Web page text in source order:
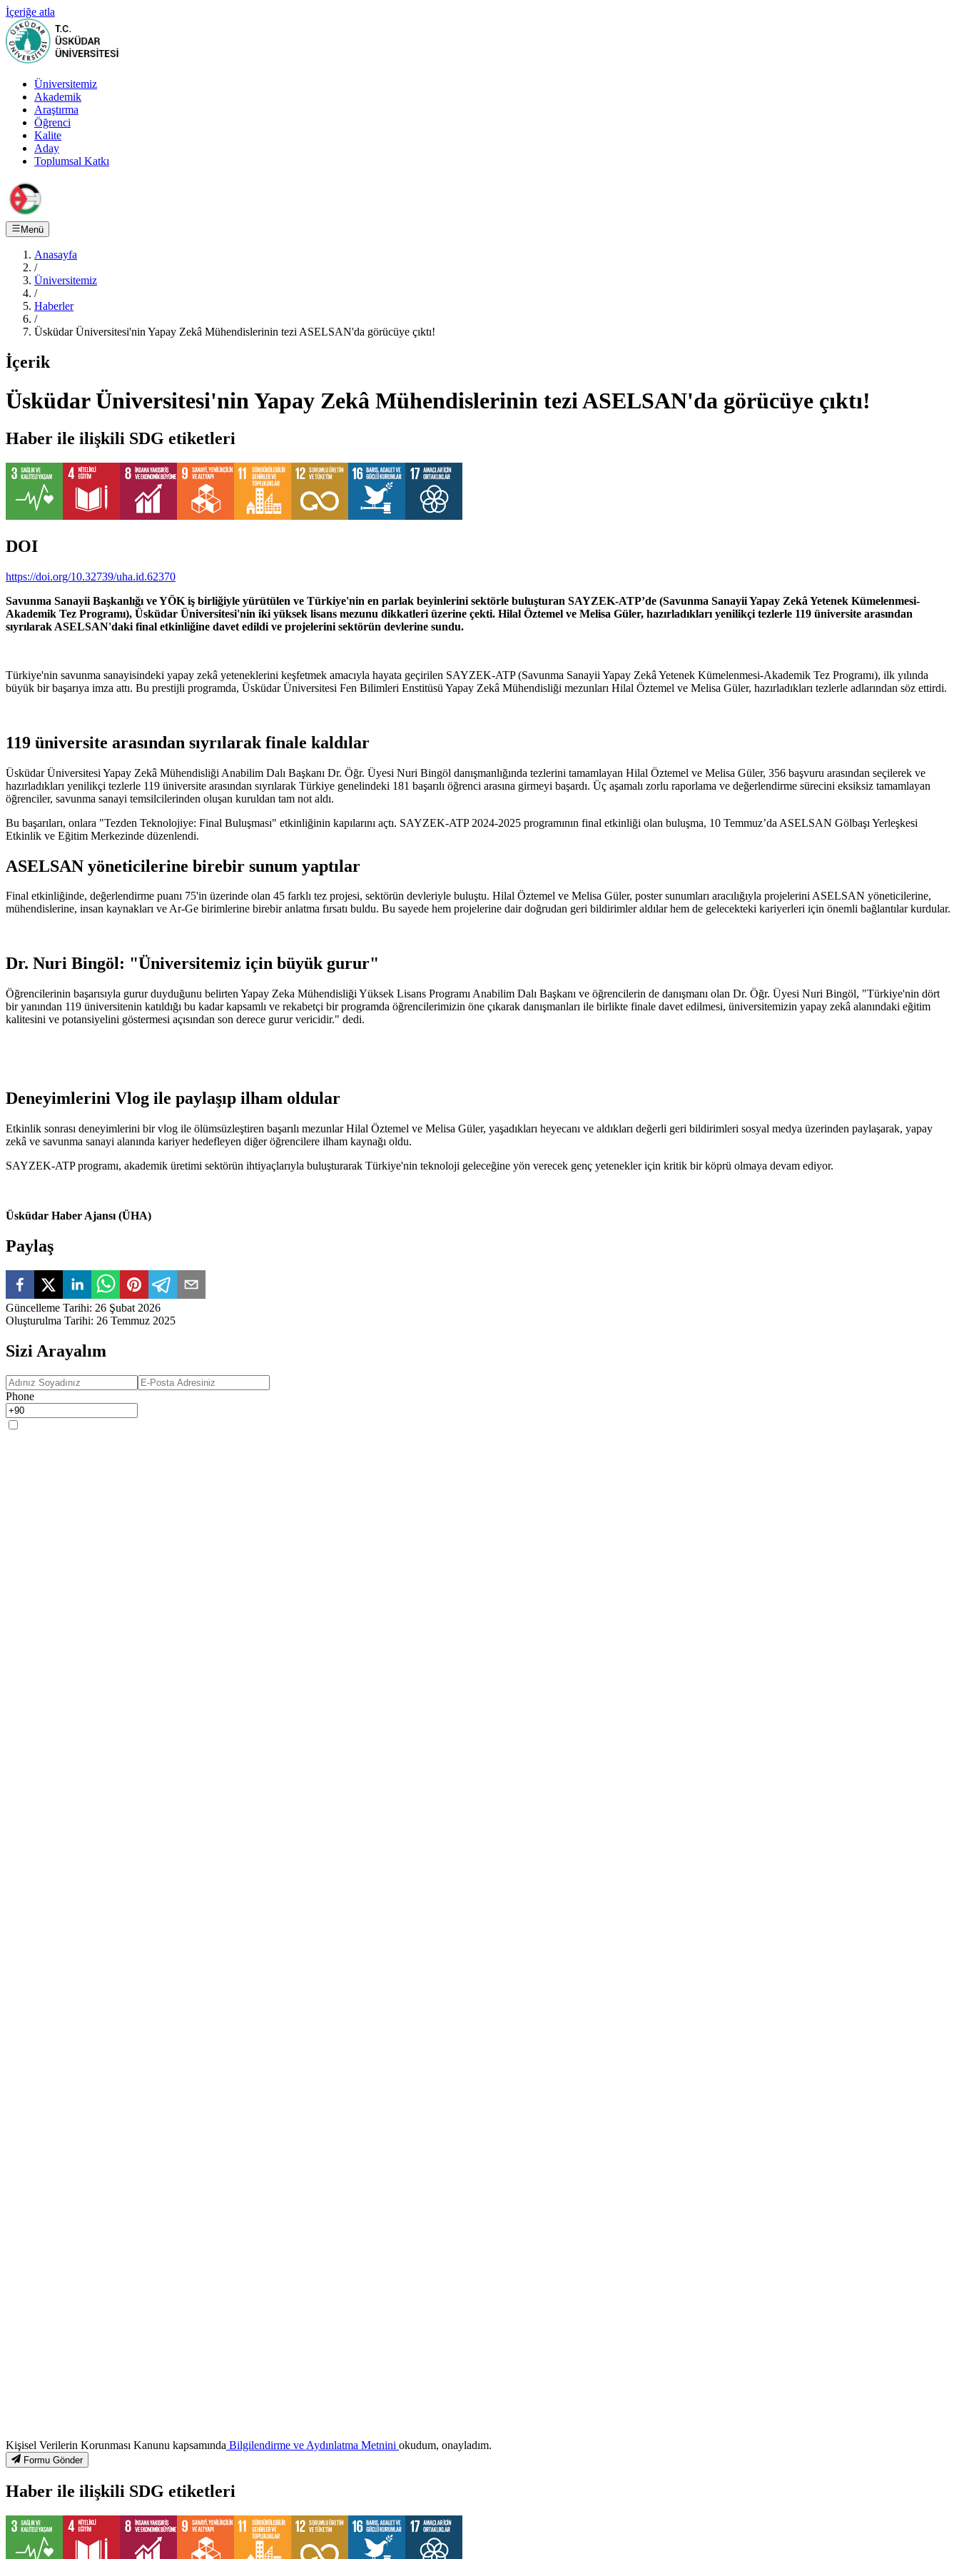
İçeriğe atla
Üniversitemiz
Akademik
Araştırma
Öğrenci
Kalite
Aday
Toplumsal Katkı
Menü
Anasayfa
/
Üniversitemiz
/
Haberler
/
Üsküdar Üniversitesi'nin Yapay Zekâ Mühendislerinin tezi ASELSAN'da görücüye çıktı!
İçerik
Üsküdar Üniversitesi'nin Yapay Zekâ Mühendislerinin tezi ASELSAN'da görücüye çıktı!
Haber ile ilişkili SDG etiketleri
DOI
https://doi.org/10.32739/uha.id.62370
Savunma Sanayii Başkanlığı ve YÖK iş birliğiyle yürütülen ve Türkiye'nin en parlak beyinlerini sektörle buluşturan SAYZEK-ATP’de (Savunma Sanayii Yapay Zekâ Yetenek Kümelenmesi-
Akademik Tez Programı), Üsküdar Üniversitesi'nin iki yüksek lisans mezunu dikkatleri üzerine çekti. Hilal Öztemel ve Melisa Güler, hazırladıkları yenilikçi tezlerle 119 üniversite arasından
sıyrılarak ASELSAN'daki final etkinliğine davet edildi ve projelerini sektörün devlerine sundu.
Türkiye'nin savunma sanayisindeki yapay zekâ yeteneklerini keşfetmek amacıyla hayata geçirilen SAYZEK-ATP (Savunma Sanayii Yapay Zekâ Yetenek Kümelenmesi-Akademik Tez Programı), ilk yılında
büyük bir başarıya imza attı. Bu prestijli programda, Üsküdar Üniversitesi Fen Bilimleri Enstitüsü Yapay Zekâ Mühendisliği mezunları Hilal Öztemel ve Melisa Güler, hazırladıkları tezlerle adlarından söz ettirdi.
119 üniversite arasından sıyrılarak finale kaldılar
Üsküdar Üniversitesi Yapay Zekâ Mühendisliği Anabilim Dalı Başkanı Dr. Öğr. Üyesi Nuri Bingöl danışmanlığında tezlerini tamamlayan Hilal Öztemel ve Melisa Güler, 356 başvuru arasından seçilerek ve
hazırladıkları yenilikçi tezlerle 119 üniversite arasından sıyrılarak Türkiye genelindeki 181 başarılı öğrenci arasına girmeyi başardı. Üç aşamalı zorlu raporlama ve değerlendirme sürecini eksiksiz tamamlayan
öğrenciler, savunma sanayi temsilcilerinden oluşan kuruldan tam not aldı.
Bu başarıları, onlara "Tezden Teknolojiye: Final Buluşması" etkinliğinin kapılarını açtı. SAYZEK-ATP 2024-2025 programının final etkinliği olan buluşma, 10 Temmuz’da ASELSAN Gölbaşı Yerleşkesi
Etkinlik ve Eğitim Merkezinde düzenlendi.
ASELSAN yöneticilerine birebir sunum yaptılar
Final etkinliğinde, değerlendirme puanı 75'in üzerinde olan 45 farklı tez projesi, sektörün devleriyle buluştu. Hilal Öztemel ve Melisa Güler, poster sunumları aracılığıyla projelerini ASELSAN yöneticilerine,
mühendislerine, insan kaynakları ve Ar-Ge birimlerine birebir anlatma fırsatı buldu. Bu sayede hem projelerine dair doğrudan geri bildirimler aldılar hem de gelecekteki kariyerleri için önemli bağlantılar kurdular.
Dr. Nuri Bingöl: "Üniversitemiz için büyük gurur"
Öğrencilerinin başarısıyla gurur duyduğunu belirten Yapay Zeka Mühendisliği Yüksek Lisans Programı Anabilim Dalı Başkanı ve öğrencilerin de danışmanı olan Dr. Öğr. Üyesi Nuri Bingöl, "Türkiye'nin dört
bir yanından 119 üniversitenin katıldığı bu kadar kapsamlı ve rekabetçi bir programda öğrencilerimizin öne çıkarak danışmanları ile birlikte finale davet edilmesi, üniversitemizin yapay zekâ alanındaki eğitim
kalitesini ve potansiyelini göstermesi açısından son derece gurur vericidir." dedi.
Deneyimlerini Vlog ile paylaşıp ilham oldular
Etkinlik sonrası deneyimlerini bir vlog ile ölümsüzleştiren başarılı mezunlar Hilal Öztemel ve Melisa Güler, yaşadıkları heyecanı ve aldıkları değerli geri bildirimleri sosyal medya üzerinden paylaşarak, yapay
zekâ ve savunma sanayi alanında kariyer hedefleyen diğer öğrencilere ilham kaynağı oldu.
SAYZEK-ATP programı, akademik üretimi sektörün ihtiyaçlarıyla buluşturarak Türkiye'nin teknoloji geleceğine yön verecek genç yetenekler için kritik bir köprü olmaya devam ediyor.
Üsküdar Haber Ajansı (ÜHA)
Paylaş
Güncelleme Tarihi: 26 Şubat 2026
Oluşturulma Tarihi: 26 Temmuz 2025
Sizi Arayalım
Phone
Kişisel Verilerin Korunması Kanunu kapsamında Bilgilendirme ve Aydınlatma Metnini okudum, onayladım.
Formu Gönder
Haber ile ilişkili SDG etiketleri